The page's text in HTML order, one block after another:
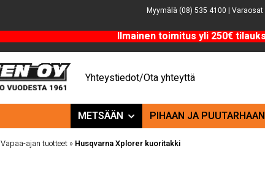
Myymälä (08) 535 4100 |
Ilmainen toimitus yli 250€
Yhteystiedot/Ota yhteyttä
METSÄÄN PIHAAN JA PUUTARHAAN
Vapaa-ajan tuotteet » Husqvarna Xplorer kuoritakki